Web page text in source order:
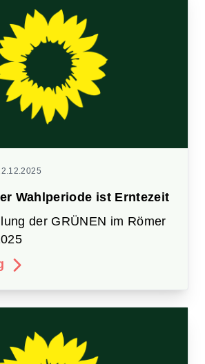
Wahlperiode ist Erntezeit
der GRÜNEN im Römer